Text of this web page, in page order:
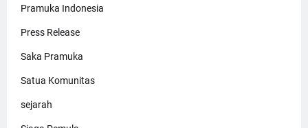
Pramuka Indonesia
Press Release
Saka Pramuka
Satua Komunitas
sejarah